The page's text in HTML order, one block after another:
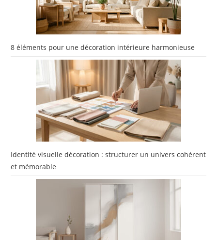
8 éléments pour une décoration intérieure harmonieuse
Identité visuelle décoration : structurer un univers cohérent
et mémorable